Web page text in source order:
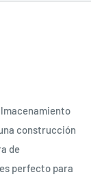
construcción
de
perfecto para